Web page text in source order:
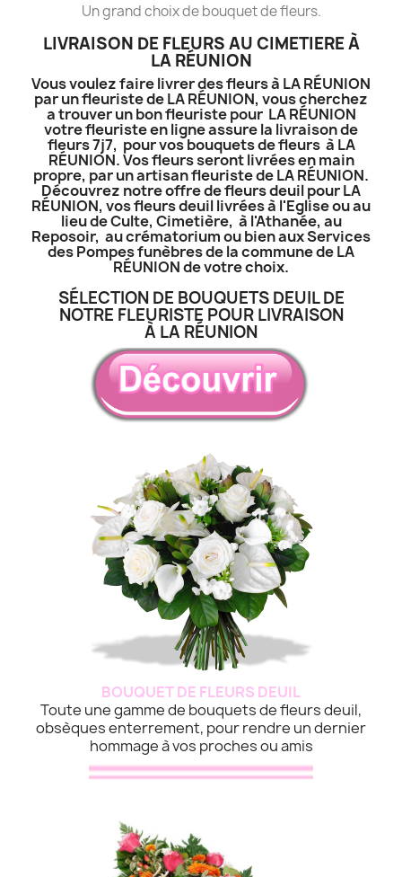
Un grand choix de bouquet de fleurs.
LIVRAISON DE FLEURS AU CIMETIERE À
LA RÉUNION
Vous voulez faire livrer des fleurs à LA RÉUNION
par un fleuriste de LA RÉUNION, vous cherchez
a trouver un bon fleuriste pour LA RÉUNION
votre fleuriste en ligne assure la livraison de
fleurs 7j7, pour vos bouquets de fleurs à LA
RÉUNION. Vos fleurs seront livrées en main
propre, par un artisan fleuriste de LA RÉUNION.
Découvrez notre offre de fleurs deuil pour LA
RÉUNION, vos fleurs deuil livrées à l'Eglise ou au
lieu de Culte, Cimetière, à l'Athanée, au
Reposoir, au crématorium ou bien aux Services
des Pompes funèbres de la commune de LA
RÉUNION de votre choix.
SÉLECTION DE BOUQUETS DEUIL DE
NOTRE FLEURISTE POUR LIVRAISON
À LA RÉUNION
BOUQUET DE FLEURS DEUIL
Toute une gamme de bouquets de fleurs deuil,
obsèques enterrement, pour rendre un dernier
hommage à vos proches ou amis